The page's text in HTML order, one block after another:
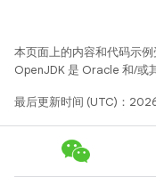
本页面上的内容和代码示例
OpenJDK 是 Oracle 和/或
最后更新时间 (UTC)：